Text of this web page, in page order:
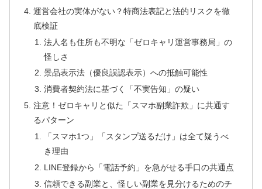
運営会社の実体がない？特商法表記と法的リスクを徹
底検証
法人名も住所も不明な「ゼロキャリ運営事務局」の
怪しさ
景品表示法（優良誤認表示）への抵触可能性
消費者契約法に基づく「不実告知」の疑い
注意！ゼロキャリと似た「スマホ副業詐欺」に共通す
るパターン
「スマホ1つ」「スタンプ送るだけ」は全て疑うべ
き理由
LINE登録から「電話予約」を急がせる手口の共通点
信頼できる副業と、怪しい副業を見分けるためのチ